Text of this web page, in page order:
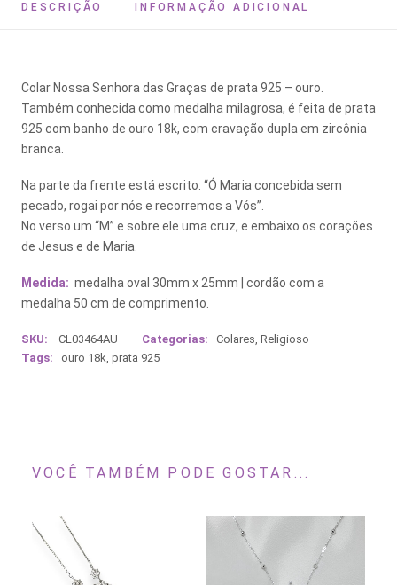
DESCRIÇÃO INFORMAÇÃO ADICIONAL
Colar Nossa Senhora das Graças de prata 925 – ouro.
Também conhecida como medalha milagrosa, é feita de prata
925 com banho de ouro 18k, com cravação dupla em zircônia
branca.
Na parte da frente está escrito: “Ó Maria concebida sem
pecado, rogai por nós e recorremos a Vós”.
No verso um “M” e sobre ele uma cruz, e embaixo os corações
de Jesus e de Maria.
Medida: medalha oval 30mm x 25mm | cordão com a
medalha 50 cm de comprimento.
SKU: CL03464AU Categorias: Colares, Religioso
Tags:
ouro 18k, prata 925
VOCÊ TAMBÉM PODE GOSTAR...